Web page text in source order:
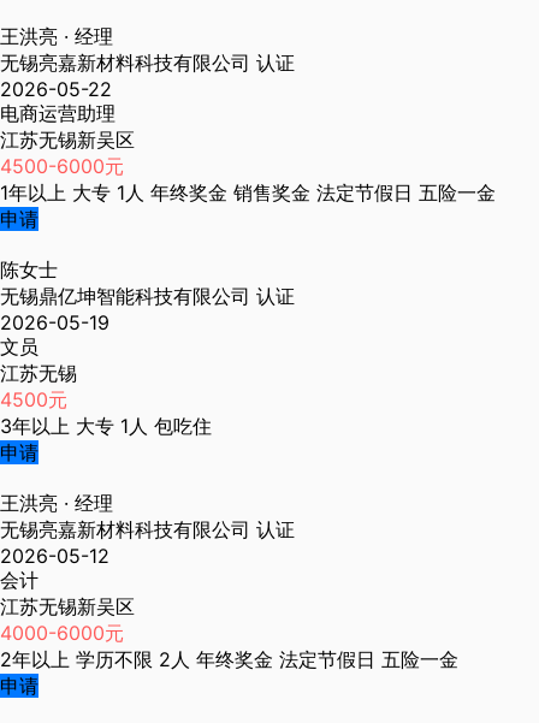
王洪亮 · 经理
无锡亮嘉新材料科技有限公司 认证
2026-05-22
电商运营助理
江苏无锡新吴区
4500-6000元
1年以上 大专 1人 年终奖金 销售奖金 法定节假日 五险一金
申请
陈女士
无锡鼎亿坤智能科技有限公司 认证
2026-05-19
文员
江苏无锡
4500元
3年以上 大专 1人 包吃住
申请
王洪亮 · 经理
无锡亮嘉新材料科技有限公司 认证
2026-05-12
会计
江苏无锡新吴区
4000-6000元
2年以上 学历不限 2人 年终奖金 法定节假日 五险一金
申请